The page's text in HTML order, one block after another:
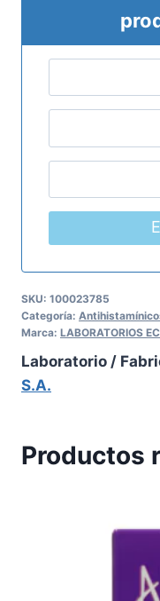
SKU: 100023785
Categoría:
Marca: LABORATORIOS
Laboratorio /
S.A.
Productos